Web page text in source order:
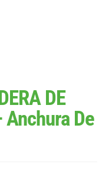
DE
Anchura De